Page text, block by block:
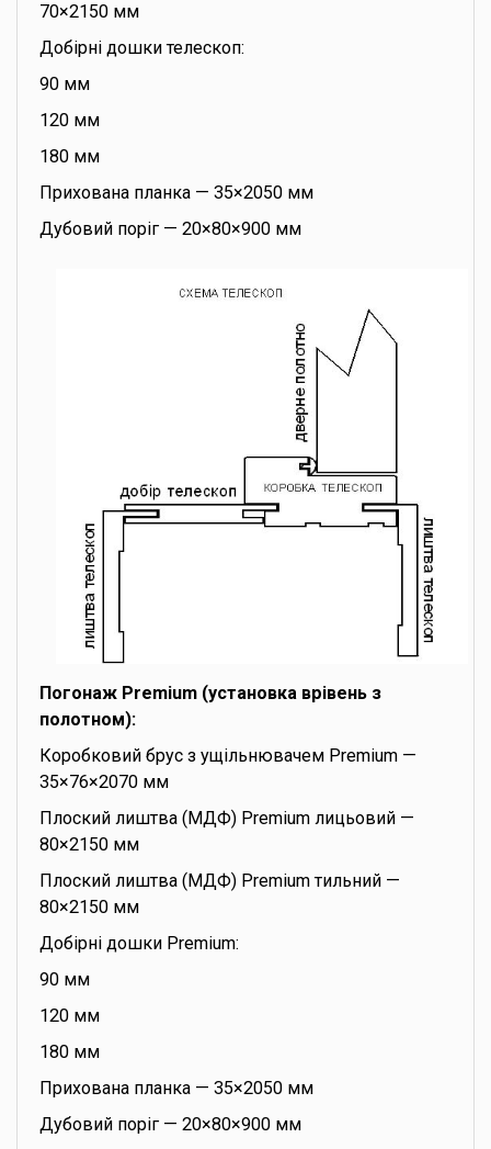
70×2150 мм
Добірні дошки телескоп:
90 мм
120 мм
180 мм
Прихована планка — 35×2050 мм
Дубовий поріг — 20×80×900 мм
Погонаж Premium (установка врівень з
полотном):
Коробковий брус з ущільнювачем Premium —
35×76×2070 мм
Плоский лиштва (МДФ) Premium лицьовий —
80×2150 мм
Плоский лиштва (МДФ) Premium тильний —
80×2150 мм
Добірні дошки Premium:
90 мм
120 мм
180 мм
Прихована планка — 35×2050 мм
Дубовий поріг — 20×80×900 мм